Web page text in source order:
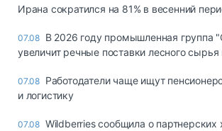
Ирана сократился на 81% в весенний
07.08 В 2026 году промышленная группа
увеличит речные поставки лесного сырья
07.08 Работодатели чаще ищут
и логистику
07.08 Wildberries сообщила о партнерских